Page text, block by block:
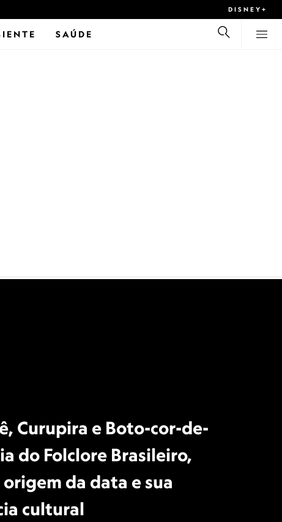
DISNEY+
SAÚDE
Curupira e Boto-cor-de-
do Folclore Brasileiro,
origem da data e sua
cultural